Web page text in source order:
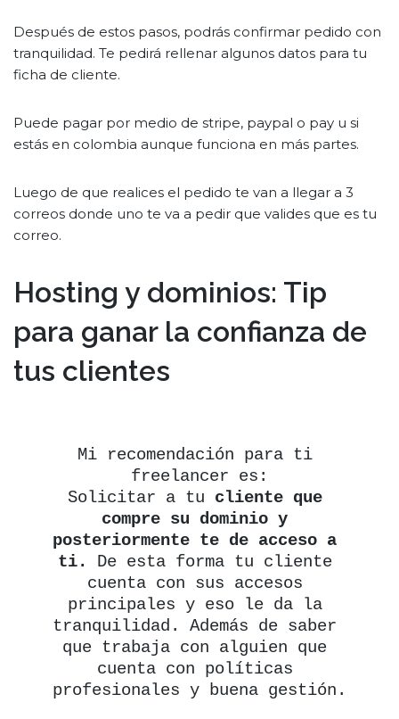
Después de estos pasos, podrás confirmar pedido con
tranquilidad. Te pedirá rellenar algunos datos para tu
ficha de cliente.
Puede pagar por medio de stripe, paypal o pay u si
estás en colombia aunque funciona en más partes.
Luego de que realices el pedido te van a llegar a 3
correos donde uno te va a pedir que valides que es tu
correo.
Hosting y dominios: Tip
para ganar la confianza de
tus clientes
Mi recomendación para ti
freelancer es:
Solicitar a tu cliente que
compre su dominio y
posteriormente te de acceso a
ti.
De esta forma tu cliente
cuenta con sus accesos
principales y eso le da la
tranquilidad. Además de saber
que trabaja con alguien que
cuenta con políticas
profesionales y buena gestión.